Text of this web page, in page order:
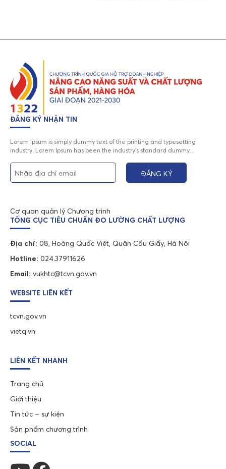
ĐĂNG KÝ NHẬN TIN
Lorem Ipsum is simply dummy text of the printing and typesetting
industry. Lorem Ipsum has been the industry's standard dummy...
Cơ quan quản lý Chương trình
TỔNG CỤC TIÊU CHUẨN ĐO LƯỜNG CHẤT LƯỢNG
Địa chỉ: 08, Hoàng Quốc Việt, Quận Cầu Giấy, Hà Nội
Hotline: 024.37911626
Email: vukhtc@tcvn.gov.vn
WEBSITE LIÊN KẾT
tcvn.gov.vn
vietq.vn
LIÊN KẾT NHANH
Trang chủ
Giới thiệu
Tin tức – sự kiện
Sản phẩm chương trình
SOCIAL